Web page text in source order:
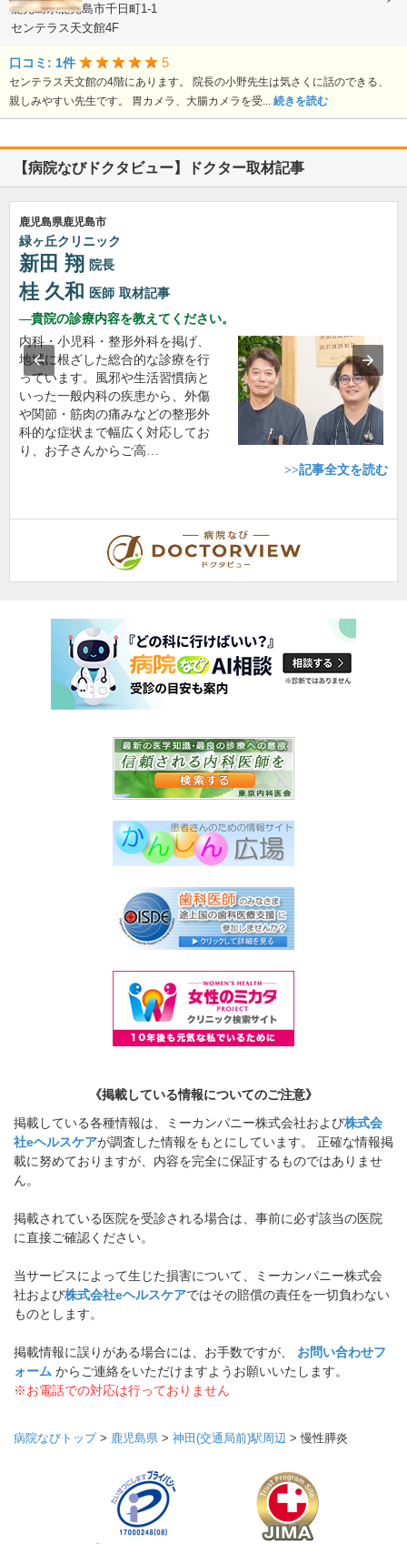
鹿児島県鹿児島市千日町1-1
センテラス天文館4F
口コミ: 1件 5
センテラス天文館の4階にあります。 院長の小野先生は気さくに話のできる、
親しみやすい先生です。 胃カメラ、大腸カメラを受... 続きを読む
【病院なびドクタビュー】ドクター取材記事
鹿児島県鹿児島市
緑ヶ丘クリニック
新田 翔 院長
桂 久和 医師 取材記事
貴院の診療内容を教えてください。
内科・小児科・整形外科を掲げ、
地域に根ざした総合的な診療を行
っています。風邪や生活習慣病と
いった一般内科の疾患から、外傷
や関節・筋肉の痛みなどの整形外
科的な症状まで幅広く対応してお
り、お子さんからご高…
>>記事全文を読む
《掲載している情報についてのご注意》
掲載している各種情報は、ミーカンパニー株式会社および株式会
社eヘルスケアが調査した情報をもとにしています。 正確な情報掲
載に努めておりますが、内容を完全に保証するものではありませ
ん。
掲載されている医院を受診される場合は、事前に必ず該当の医院
に直接ご確認ください。
当サービスによって生じた損害について、ミーカンパニー株式会
社および株式会社eヘルスケアではその賠償の責任を一切負わない
ものとします。
掲載情報に誤りがある場合には、お手数ですが、 お問い合わせフ
ォーム からご連絡をいただけますようお願いいたします。
※お電話での対応は行っておりません
病院なびトップ> 鹿児島県 > 神田(交通局前)駅周辺 > 慢性膵炎